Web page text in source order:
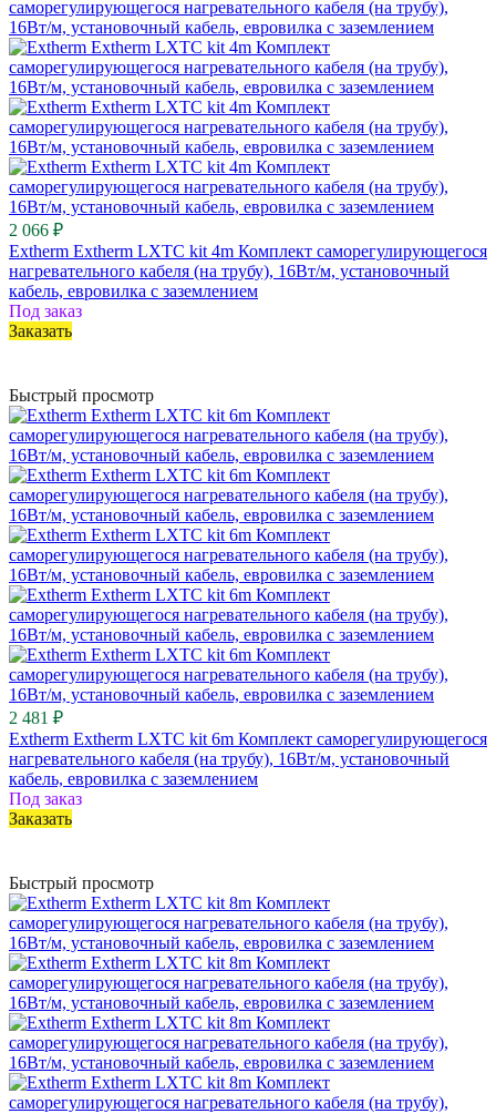
2 066 ₽
Extherm Extherm LXTC kit 4m Комплект саморегулирующегося
нагревательного кабеля (на трубу), 16Вт/м, установочный
кабель, евровилка с заземлением
Под заказ
Заказать
Быстрый просмотр
2 481 ₽
Extherm Extherm LXTC kit 6m Комплект саморегулирующегося
нагревательного кабеля (на трубу), 16Вт/м, установочный
кабель, евровилка с заземлением
Под заказ
Заказать
Быстрый просмотр